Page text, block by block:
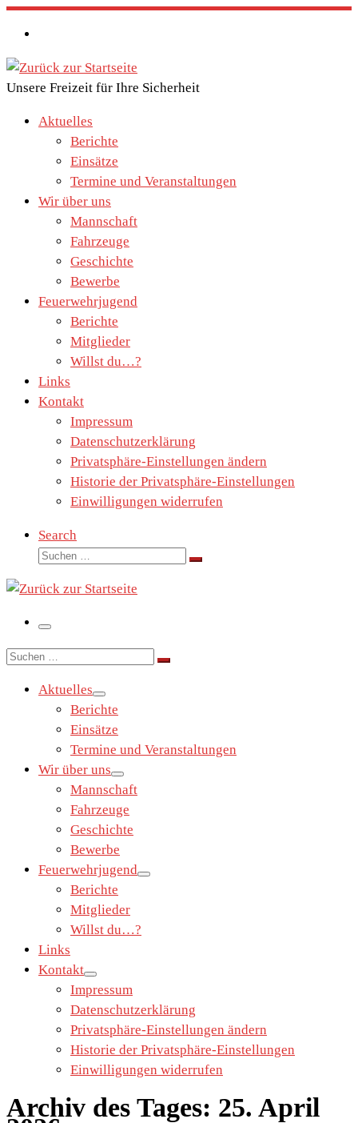
Zum
Inhalt
springen
Unsere Freizeit für Ihre Sicherheit
Aktuelles
Berichte
Einsätze
Termine und Veranstaltungen
Wir über uns
Mannschaft
Fahrzeuge
Geschichte
Bewerbe
Feuerwehrjugend
Berichte
Mitglieder
Willst du…?
Links
Kontakt
Impressum
Datenschutzerklärung
Privatsphäre-Einstellungen ändern
Historie der Privatsphäre-Einstellungen
Einwilligungen widerrufen
Search
Suche
Suchen …
Menü
Suche
Suchen …
Aktuelles
Berichte
Einsätze
Termine und Veranstaltungen
Wir über uns
Mannschaft
Fahrzeuge
Geschichte
Bewerbe
Feuerwehrjugend
Berichte
Mitglieder
Willst du…?
Links
Kontakt
Impressum
Datenschutzerklärung
Privatsphäre-Einstellungen ändern
Historie der Privatsphäre-Einstellungen
Einwilligungen widerrufen
Archiv des Tages: 25. April